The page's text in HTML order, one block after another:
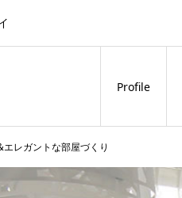
Profile
レガントな部屋づくり